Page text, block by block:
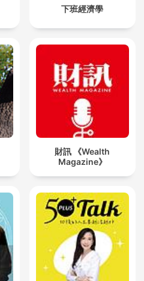
下班經濟學
財訊 《Wealth
Magazine》